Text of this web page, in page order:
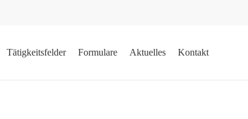
Tätigkeitsfelder Formulare Aktuelles Kontakt